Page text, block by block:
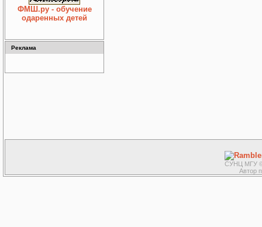
ФМШ.ру - обучение
одаренных детей
Реклама
СУНЦ МГУ ©
Автор